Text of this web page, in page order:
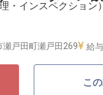
・インスペクション
客様の笑顔がありま
瀬戸田町瀬戸田269 給与
こ